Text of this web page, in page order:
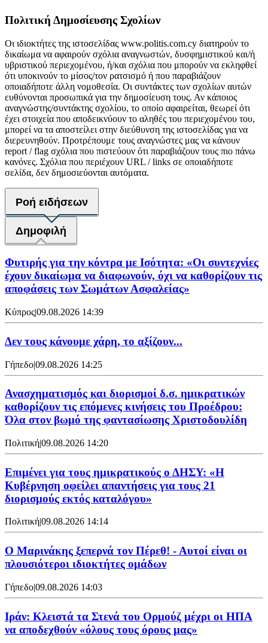
Πολιτική Δημοσίευσης Σχολίων
Οι ιδιοκτήτες της ιστοσελίδας www.politis.com.cy διατηρούν το
δικαίωμα να αφαιρούν σχόλια αναγνωστών, δυσφημιστικού και/ή
υβριστικού περιεχομένου, ή/και σχόλια που μπορούν να εκληφθεί
ότι υποκινούν το μίσος/τον ρατσισμό ή που παραβιάζουν
οποιαδήποτε άλλη νομοθεσία. Οι συντάκτες των σχολίων αυτών
ευθύνονται προσωπικά για την δημοσίευση τους. Αν κάποιος
αναγνώστης/συντάκτης σχολίου, το οποίο αφαιρείται, θεωρεί ότι
έχει στοιχεία που αποδεικνύουν το αληθές του περιεχομένου του,
μπορεί να τα αποστείλει στην διεύθυνση της ιστοσελίδας για να
διερευνηθούν. Προτρέπουμε τους αναγνώστες μας να κάνουν
report / flag σχόλια που πιστεύουν ότι παραβιάζουν τους πιο πάνω
κανόνες. Σχόλια που περιέχουν URL / links σε οποιαδήποτε
σελίδα, δεν δημοσιεύονται αυτόματα.
Ροή ειδήσεων
Δημοφιλή
Φυτιρής για την κόντρα με Ισότητα: «Οι συντεχνίες
έχουν δικαίωμα να διαφωνούν, όχι να καθορίζουν τις
αποφάσεις των Σωμάτων Ασφαλείας»
Κύπρος|09.08.2026 14:39
Δεν τους κάνουμε χάρη, το αξίζουν...
Γήπεδο|09.08.2026 14:25
Ανασχηματισμός και διορισμοί δ.σ. ημικρατικών
καθορίζουν τις επόμενες κινήσεις του Προέδρου:
Όλα στον βωμό της φαντασίωσης Χριστοδουλίδη
Πολιτική|09.08.2026 14:20
Επιμένει για τους ημικρατικούς ο ΔΗΣΥ: «Η
Κυβέρνηση οφείλει απαντήσεις για τους 21
διορισμούς εκτός καταλόγου»
Πολιτική|09.08.2026 14:14
Ο Μαρινάκης ξεπερνά τον Πέρεθ! - Αυτοί είναι οι
πλουσιότεροι ιδιοκτήτες ομάδων
Γήπεδο|09.08.2026 14:03
Ιράν: Κλειστά τα Στενά του Ορμούζ μέχρι οι ΗΠΑ
να αποδεχθούν «όλους τους όρους μας»